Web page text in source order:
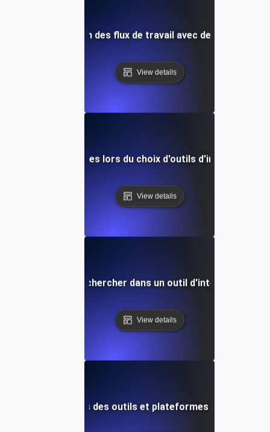
cas : Amélioration des flux de travail avec des outils
View details
Erreurs courantes lors du choix d'outils d'intégration
View details
à rechercher dans un outil d'intégration API
View details
Tendances futures des outils et plateformes